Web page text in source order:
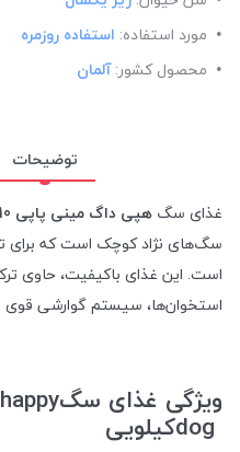
مورد استفاده: استفاده روزمره
محصول کشور: آلمان
توضیحات
غذای سگ هپی داگ مینی پاپی 10 کیلویی
است. این غذای باکیفیت، حاوی
استخوان‌ها، سیستم گوارشی
ویژگی‌ غذای سگ
dogکیلویی